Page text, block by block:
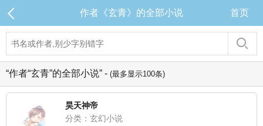
作者《玄青》的全部小说 首页
“作者“玄青”的全部小说” - (最多显示100条)
昊天神帝
分类：玄幻小说